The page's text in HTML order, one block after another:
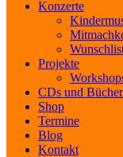
Konzerte
Projekte
CDs und Bücher
Shop
Termine
Blog
Kontakt